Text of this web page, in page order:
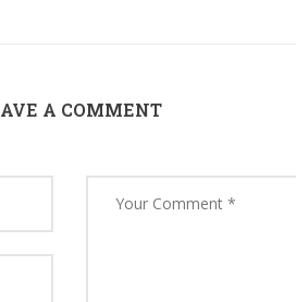
A COMMENT